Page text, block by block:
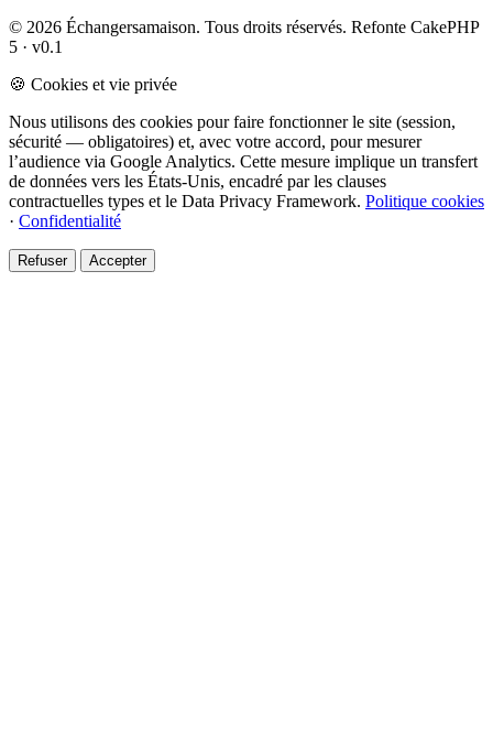
© 2026 Échangersamaison. Tous droits réservés. Refonte CakePHP
5 · v0.1
🍪 Cookies et vie privée
Nous utilisons des cookies pour faire fonctionner le site (session,
sécurité — obligatoires) et, avec votre accord, pour mesurer
l’audience via Google Analytics. Cette mesure implique un transfert
de données vers les États-Unis, encadré par les clauses
contractuelles types et le Data Privacy Framework. Politique cookies
· Confidentialité
Refuser Accepter